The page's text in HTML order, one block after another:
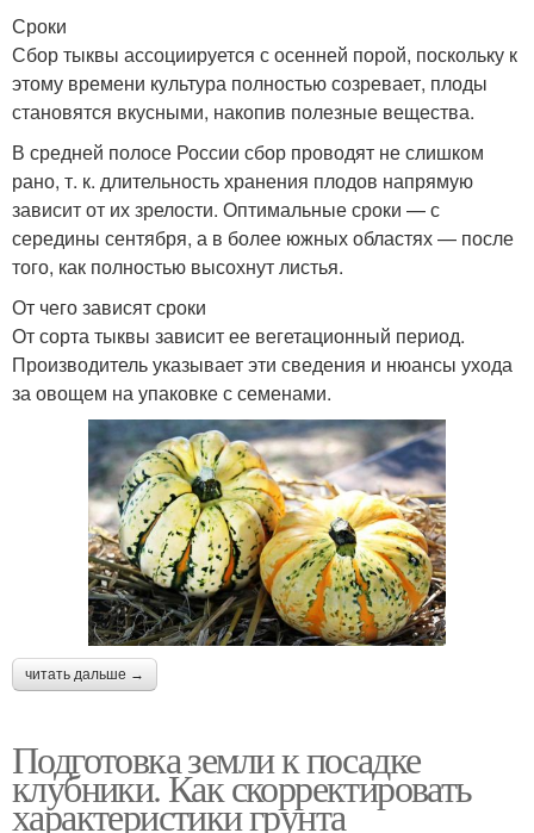
Сроки
Сбор тыквы ассоциируется с осенней порой, поскольку к
этому времени культура полностью созревает, плоды
становятся вкусными, накопив полезные вещества.
В средней полосе России сбор проводят не слишком
рано, т. к. длительность хранения плодов напрямую
зависит от их зрелости. Оптимальные сроки — с
середины сентября, а в более южных областях — после
того, как полностью высохнут листья.
От чего зависят сроки
От сорта тыквы зависит ее вегетационный период.
Производитель указывает эти сведения и нюансы ухода
за овощем на упаковке с семенами.
читать дальше →
Подготовка земли к посадке
клубники. Как скорректировать
характеристики грунта